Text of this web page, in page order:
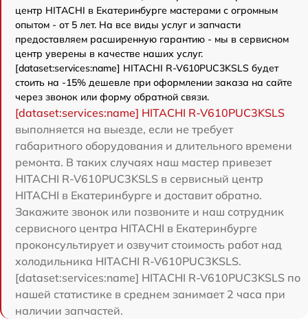
центр HITACHI в Екатеринбурге мастерами с огромным
опытом - от 5 лет. На все виды услуг и запчасти
предоставляем расширенную гарантию - мы в сервисном
центр уверены в качестве наших услуг.
[dataset:services:name] HITACHI R-V610PUC3KSLS будет
стоить на -15% дешевле при оформлении заказа на сайте
через звонок или форму обратной связи.
[dataset:services:name] HITACHI R-V610PUC3KSLS
выполняется на выезде, если не требует
габаритного оборудования и длительного времени
ремонта. В таких случаях наш мастер привезет
HITACHI R-V610PUC3KSLS в сервисный центр
HITACHI в Екатеринбурге и доставит обратно.
Закажите звонок или позвоните и наш сотрудник
сервисного центра HITACHI в Екатеринбурге
проконсультирует и озвучит стоимость работ над
холодильника HITACHI R-V610PUC3KSLS.
[dataset:services:name] HITACHI R-V610PUC3KSLS по
нашей статистике в среднем занимает 2 часа при
наличии запчастей.